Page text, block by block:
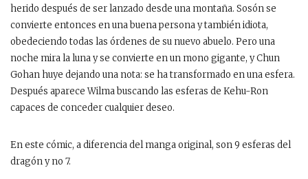
herido después de ser lanzado desde una montaña. Sosón se
convierte entonces en una buena persona y también idiota,
obedeciendo todas las órdenes de su nuevo abuelo. Pero una
noche mira la luna y se convierte en un mono gigante, y Chun
Gohan huye dejando una nota: se ha transformado en una esfera.
Después aparece Wilma buscando las esferas de Kehu-Ron
capaces de conceder cualquier deseo.
En este cómic, a diferencia del manga original, son 9 esferas del
dragón y no 7.